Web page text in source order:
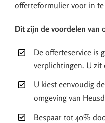
offerteformulier voor in te
Dit zijn de voordelen van
De offerteservice is
verplichtingen. U zit
U kiest eenvoudig
omgeving van
Bespaar tot 40%